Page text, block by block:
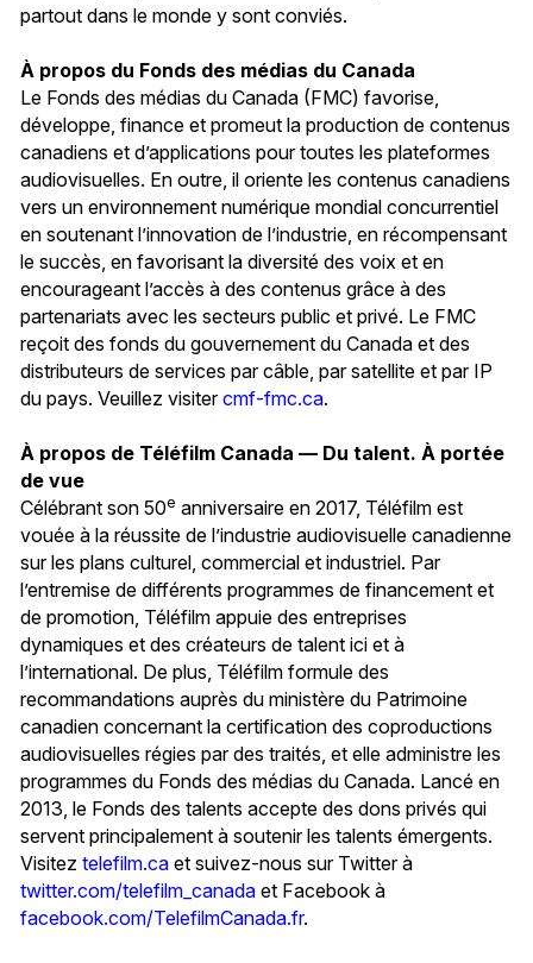
partout dans le monde y sont conviés.
À propos du Fonds des médias du Canada
Le Fonds des médias du Canada (FMC) favorise,
développe, finance et promeut la production de contenus
canadiens et d’applications pour toutes les plateformes
audiovisuelles. En outre, il oriente les contenus canadiens
vers un environnement numérique mondial concurrentiel
en soutenant l’innovation de l’industrie, en récompensant
le succès, en favorisant la diversité des voix et en
encourageant l’accès à des contenus grâce à des
partenariats avec les secteurs public et privé. Le FMC
reçoit des fonds du gouvernement du Canada et des
distributeurs de services par câble, par satellite et par IP
du pays. Veuillez visitercmf-fmc.ca.
À propos de Téléfilm Canada — Du talent. À portée
de vue
Célébrant son 50e anniversaire en 2017, Téléfilm est
vouée à la réussite de l’industrie audiovisuelle canadienne
sur les plans culturel, commercial et industriel. Par
l’entremise de différents programmes de financement et
de promotion, Téléfilm appuie des entreprises
dynamiques et des créateurs de talent ici et à
l’international. De plus, Téléfilm formule des
recommandations auprès du ministère du Patrimoine
canadien concernant la certification des coproductions
audiovisuelles régies par des traités, et elle administre les
programmes du Fonds des médias du Canada. Lancé en
2013, le Fonds des talents accepte des dons privés qui
servent principalement à soutenir les talents émergents.
Visitez telefilm.ca et suivez-nous sur Twitter à
twitter.com/telefilm_canada et Facebook à
facebook.com/TelefilmCanada.fr.